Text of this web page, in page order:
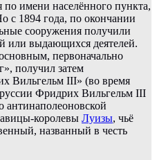
имени населённого пункта,
с 1894 года, по окончании
сооружения получили
или выдающихся деятелей.
первоначально
получил затем
Вильгельм III» (во время
Фридрих Вильгельм III
антинаполеоновской
королевы Луизы, чьё
названный в честь